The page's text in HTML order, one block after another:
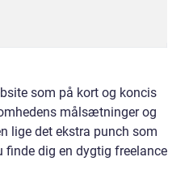
som på kort og koncis
målsætninger og
lige det ekstra punch som
finde dig en dygtig freelance